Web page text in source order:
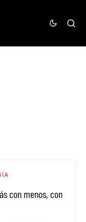
con menos, con